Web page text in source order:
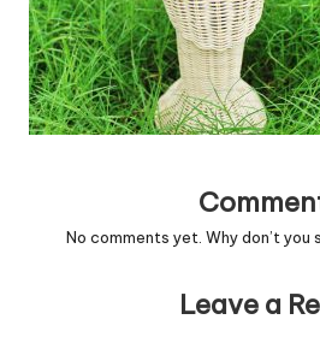
No comments yet. Why don’t
Leave a